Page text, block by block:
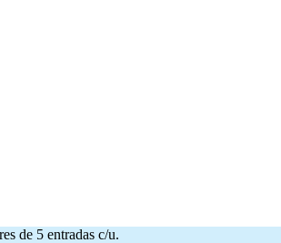
de 5 entradas c/u.